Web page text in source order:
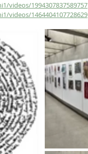
videos/1994307837589757
videos/1464404107728629